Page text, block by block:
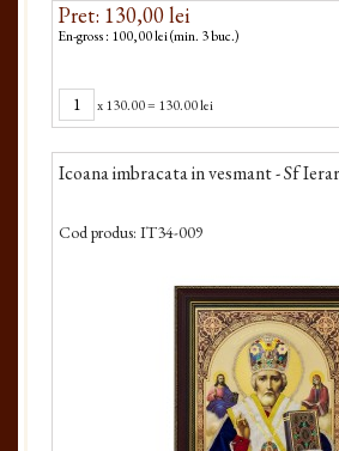
Pret: 130,00 lei
En-gross : 100,00 lei (min. 3 buc.)
x130.00= 130.00 lei
Icoana imbracata in vesmant - Sf
Cod produs: IT34-009